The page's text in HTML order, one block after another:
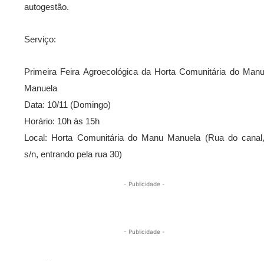
autogestão.
Serviço:
Primeira Feira Agroecológica da Horta Comunitária do Manu
Manuela
Data: 10/11 (Domingo)
Horário: 10h às 15h
Local: Horta Comunitária do Manu Manuela (Rua do canal,
s/n, entrando pela rua 30)
- Publicidade -
- Publicidade -